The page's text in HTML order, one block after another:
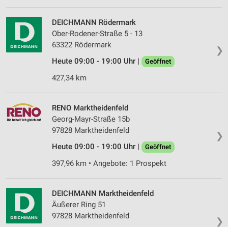
❯
DEICHMANN Rödermark
Ober-Rodener-Straße 5 - 13
63322 Rödermark
Heute 09:00 - 19:00 Uhr |
Geöffnet
427,34 km
❯
RENO Marktheidenfeld
Georg-Mayr-Straße 15b
97828 Marktheidenfeld
Heute 09:00 - 19:00 Uhr |
Geöffnet
397,96 km • Angebote: 1 Prospekt
❯
DEICHMANN Marktheidenfeld
Äußerer Ring 51
97828 Marktheidenfeld
IAB-Verarbeitungszwecke:
Speichern von oder Zugriff auf Informationen
auf einem Endgerät
Verwendung reduzierter Daten zur Auswahl von
Werbeanzeigen
Werbung
Verwendung von Profilen zur Auswahl
personalisierter Werbung
Erstellung von Profilen zur Personalisierung
von Inhalten
personalisierter Inhalte
Messung der Werbeleistung